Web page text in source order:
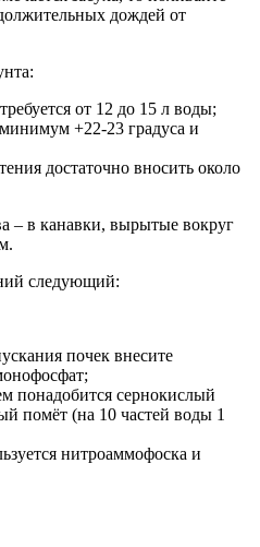
дождей от
от 12 до 15 л воды;
+22-23 градуса и
достаточно вносить около
– в канавки, вырытые вокруг
следующий:
почек внесите
понадобится сернокислый
помёт (на 10 частей воды 1
нитроаммофоска и